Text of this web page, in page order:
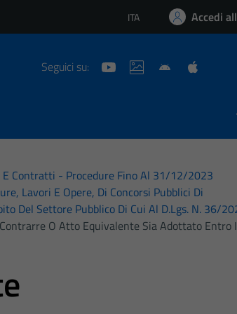
Lingua attiva:
ITA Accedi
Seguici su:
E Contratti - Procedure Fino Al 31/12/2023
Lavori E Opere, Di Concorsi Pubblici Di
Del Settore Pubblico Di Cui Al D.Lgs. N. 36/
O Atto Equivalente Sia Adottato Entro